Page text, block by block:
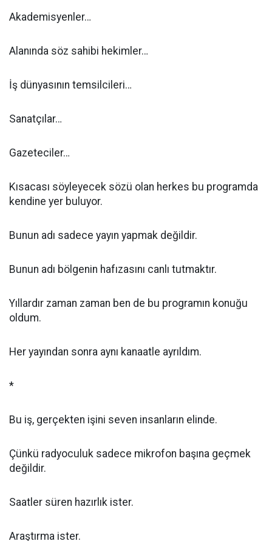
Akademisyenler…
Alanında söz sahibi hekimler…
İş dünyasının temsilcileri…
Sanatçılar…
Gazeteciler…
Kısacası söyleyecek sözü olan herkes bu programda
kendine yer buluyor.
Bunun adı sadece yayın yapmak değildir.
Bunun adı bölgenin hafızasını canlı tutmaktır.
Yıllardır zaman zaman ben de bu programın konuğu
oldum.
Her yayından sonra aynı kanaatle ayrıldım.
*
Bu iş, gerçekten işini seven insanların elinde.
Çünkü radyoculuk sadece mikrofon başına geçmek
değildir.
Saatler süren hazırlık ister.
Araştırma ister.